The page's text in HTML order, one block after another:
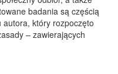
badania są częścią
który rozpoczęto
– zawierających